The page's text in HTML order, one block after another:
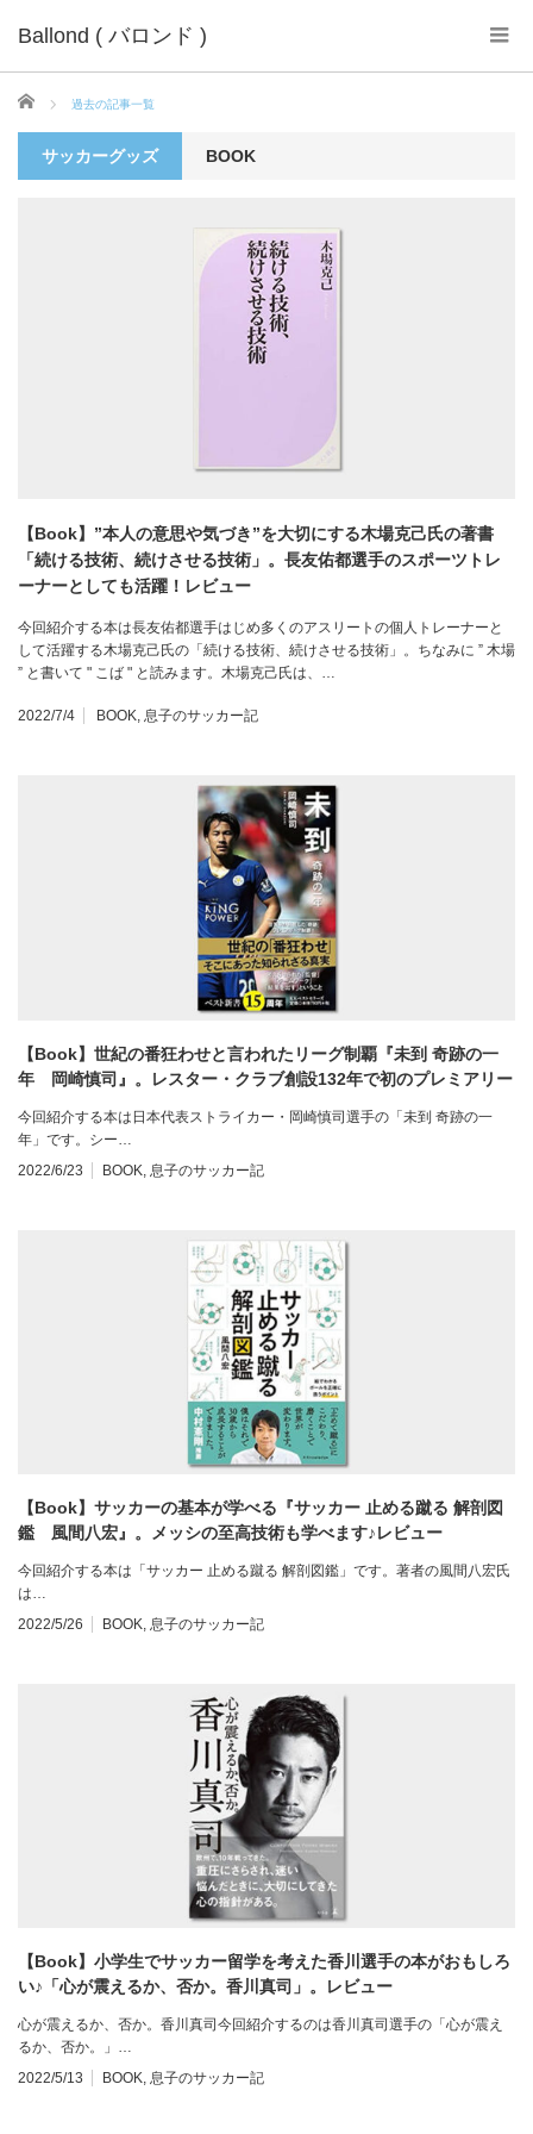
Ballond ( バロンド )
ホーム 過去の記事一覧
サッカーグッズ BOOK
【Book】”本人の意思や気づき”を大切にする木場克己氏の著書
「続ける技術、続けさせる技術」。長友佑都選手のスポーツトレ
ーナーとしても活躍！レビュー
今回紹介する本は長友佑都選手はじめ多くのアスリートの個人トレーナーと
して活躍する木場克己氏の「続ける技術、続けさせる技術」。ちなみに ” 木場
” と書いて " こば " と読みます。木場克己氏は、…
2022/7/4 BOOK, 息子のサッカー記
【Book】世紀の番狂わせと言われたリーグ制覇『未到 奇跡の一
年 岡崎慎司』。レスター・クラブ創設132年で初のプレミアリー
今回紹介する本は日本代表ストライカー・岡崎慎司選手の「未到 奇跡の一
年」です。シー…
2022/6/23
BOOK 息子のサッカー記
【Book】サッカーの基本が学べる『サッカー 止める蹴る 解剖図
鑑 風間八宏』。メッシの至高技術も学べます♪レビュー
今回紹介する本は「サッカー 止める蹴る 解剖図鑑」です。著者の風間八宏氏
は…
2022/5/26
BOOK 息子のサッカー記
【Book】小学生でサッカー留学を考えた香川選手の本がおもしろ
い♪「心が震えるか、否か。香川真司」。レビュー
心が震えるか、否か。香川真司今回紹介するのは香川真司選手の「心が震え
るか、否か。」…
2022/5/13
BOOK, 息子のサッカー記